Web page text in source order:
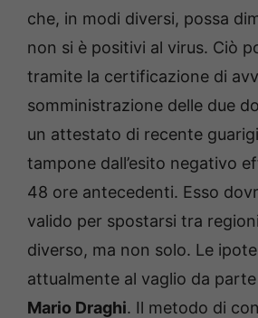
che, in modi diversi, possa
non si è positivi al virus. Ciò
tramite la certificazione di
somministrazione delle due
un attestato di recente
tampone dall’esito negativo
48 ore antecedenti. Esso
valido per spostarsi tra
diverso, ma non solo. Le
attualmente al vaglio da
Mario Draghi. Il metodo di